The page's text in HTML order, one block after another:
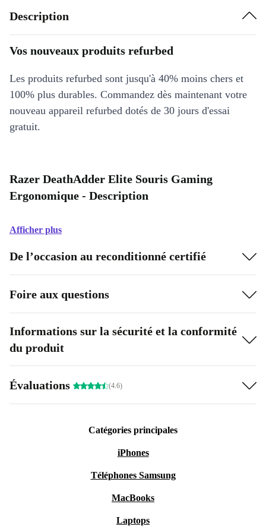
Description
Vos nouveaux produits refurbed
Les produits refurbed sont jusqu'à 40% moins chers et
100% plus durables. Commandez dès maintenant votre
nouveau appareil refurbed dotés de 30 jours d'essai
gratuit.
Razer DeathAdder Elite Souris Gaming
Ergonomique - Description
Afficher plus
De l’occasion au reconditionné certifié
Foire aux questions
Informations sur la sécurité et la conformité
du produit
Évaluations (4.6)
Catégories principales
iPhones
Téléphones Samsung
MacBooks
Laptops